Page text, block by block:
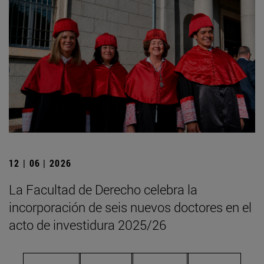
12 | 06 | 2026
La Facultad de Derecho celebra la
incorporación de seis nuevos doctores en el
acto de investidura 2025/26